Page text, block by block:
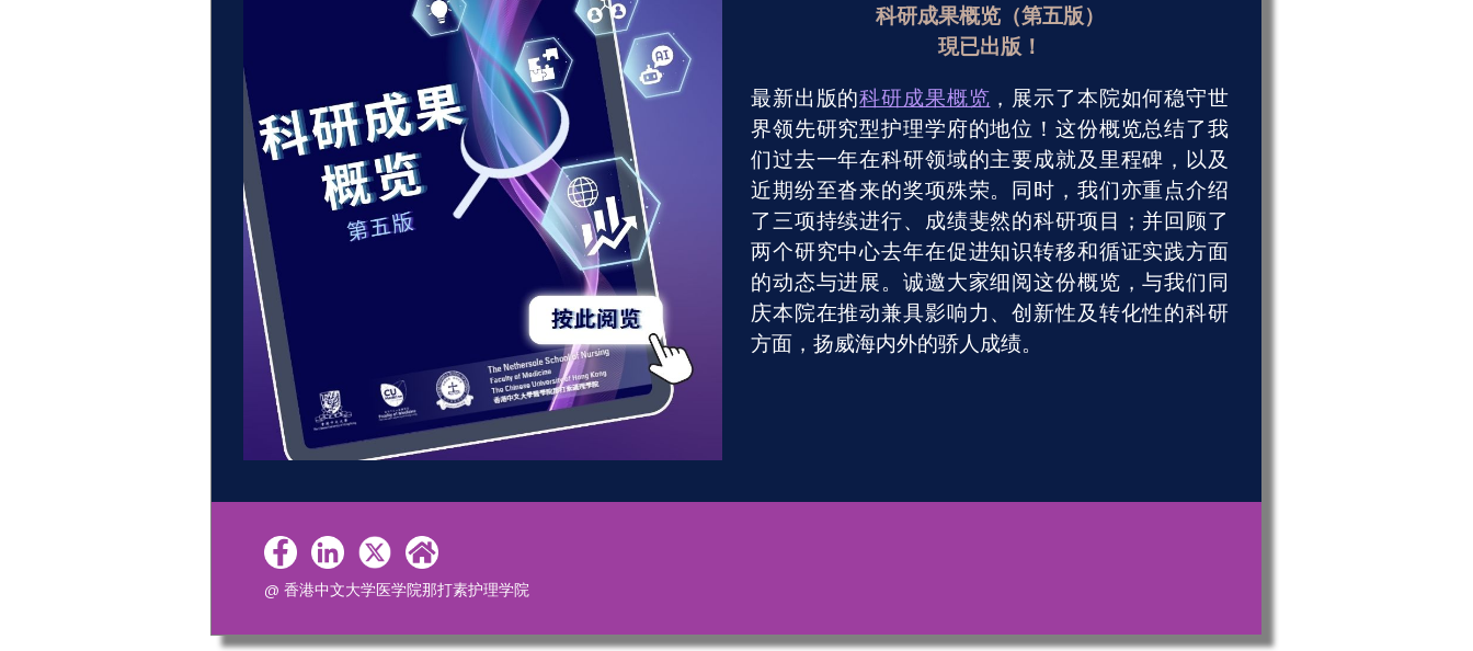
科研成果概览（第五版）
現已出版！
最新出版的科研成果概览 ，展示了本院如何稳守世
界领先研究型护理学府的地位！这份概览总结了我
们过去一年在科研领域的主要成就及里程碑，以及
近期纷至沓来的奖项殊荣。同时，我们亦重点介绍
了三项持续进行、成绩斐然的科研项⽬；并回顾了
两个研究中心去年在促进知识转移和循证实践方面
的动态与进展。诚邀大家细阅这份概览，与我们同
庆本院在推动兼具影响力、创新性及转化性的科研
方面，扬威海内外的骄人成绩。
@ 香港中文大学医学院那打素护理学院